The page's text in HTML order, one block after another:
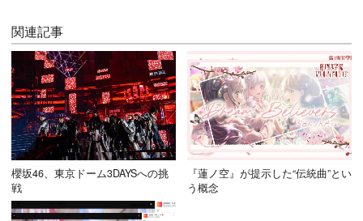
関連記事
櫻坂46、東京ドーム3DAYSへの挑
戦
『蓮ノ空』が提示した“伝統曲”とい
う概念